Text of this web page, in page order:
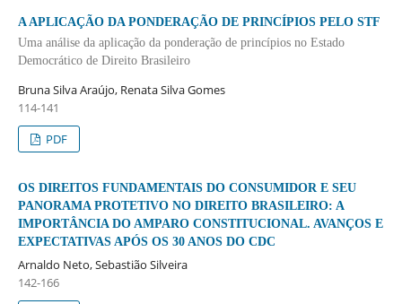
A APLICAÇÃO DA PONDERAÇÃO DE PRINCÍPIOS PELO STF
Uma análise da aplicação da ponderação de princípios no Estado
Democrático de Direito Brasileiro
Bruna Silva Araújo, Renata Silva Gomes
114-141
PDF
OS DIREITOS FUNDAMENTAIS DO CONSUMIDOR E SEU
PANORAMA PROTETIVO NO DIREITO BRASILEIRO: A
IMPORTÂNCIA DO AMPARO CONSTITUCIONAL. AVANÇOS E
EXPECTATIVAS APÓS OS 30 ANOS DO CDC
Arnaldo Neto, Sebastião Silveira
142-166